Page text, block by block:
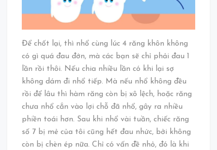
Để chốt lại, thì nhổ cùng lúc 4 răng khôn không
có gì quá đau đớn, mà các bạn sẽ chỉ phải đau 1
lần rồi thôi. Nếu chia nhiều lần có khi lại sợ
không dám đi nhổ tiếp. Mà nếu nhổ không đều
rồi để lâu thì hàm răng còn bị xô lệch, hoặc răng
chưa nhổ cắn vào lợi chỗ đã nhổ, gây ra nhiều
phiền toái hơn. Sau khi nhổ vài tuần, chiếc răng
số 7 bị mẻ của tôi cũng hết đau nhức, bởi không
còn bị chèn ép nữa. Chỉ có vấn đề nhỏ, đó là khi